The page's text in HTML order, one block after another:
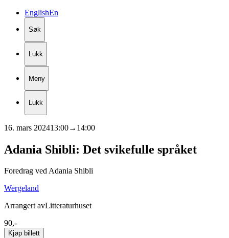
EnglishEn
Søk
Lukk
Meny
Lukk
16. mars 202413:00→ 14:00
Adania Shibli: Det svikefulle språket
Foredrag ved Adania Shibli
Wergeland
Arrangert avLitteraturhuset
90,-
Kjøp billett